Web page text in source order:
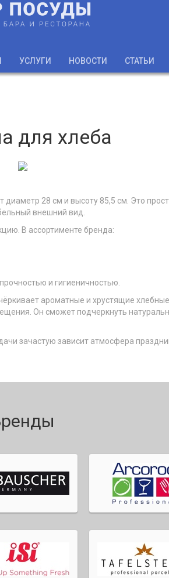
УСЛУГИ НОВОСТИ СТАТЬИ
для хлеба
28 см и высоту 85,5 см. Это
внешний вид.
В ассортименте бренда:
и гигиеничностью.
ароматные и хрустящие
Он сможет подчеркнуть
зачастую зависит атмосфера